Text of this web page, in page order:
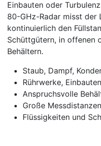
Einbauten oder
80-GHz-Radar misst der
kontinuierlich den
Schüttgütern, in offenen
Behältern.
Staub, Dampf,
Rührwerke,
Anspruchsvolle
Große
Flüssigkeiten und